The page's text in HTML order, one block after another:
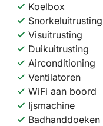
Koelbox
Snorkeluitrusting
Visuitrusting
Duikuitrusting
Airconditioning
Ventilatoren
WiFi aan boord
Ijsmachine
Badhanddoeken